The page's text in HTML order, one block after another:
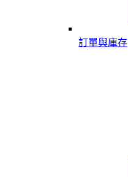
訂單與庫存